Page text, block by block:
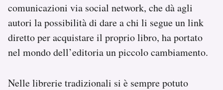
comunicazioni via social network, che dà agli
autori la possibilità di dare a chi li segue un link
diretto per acquistare il proprio libro, ha portato
nel mondo dell’editoria un piccolo cambiamento.
Nelle librerie tradizionali si è sempre potuto